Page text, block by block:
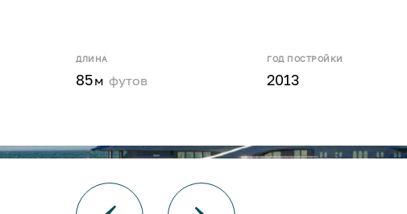
ДЛИНА
85м футов
ГОД ПОСТРОЙКИ
2013